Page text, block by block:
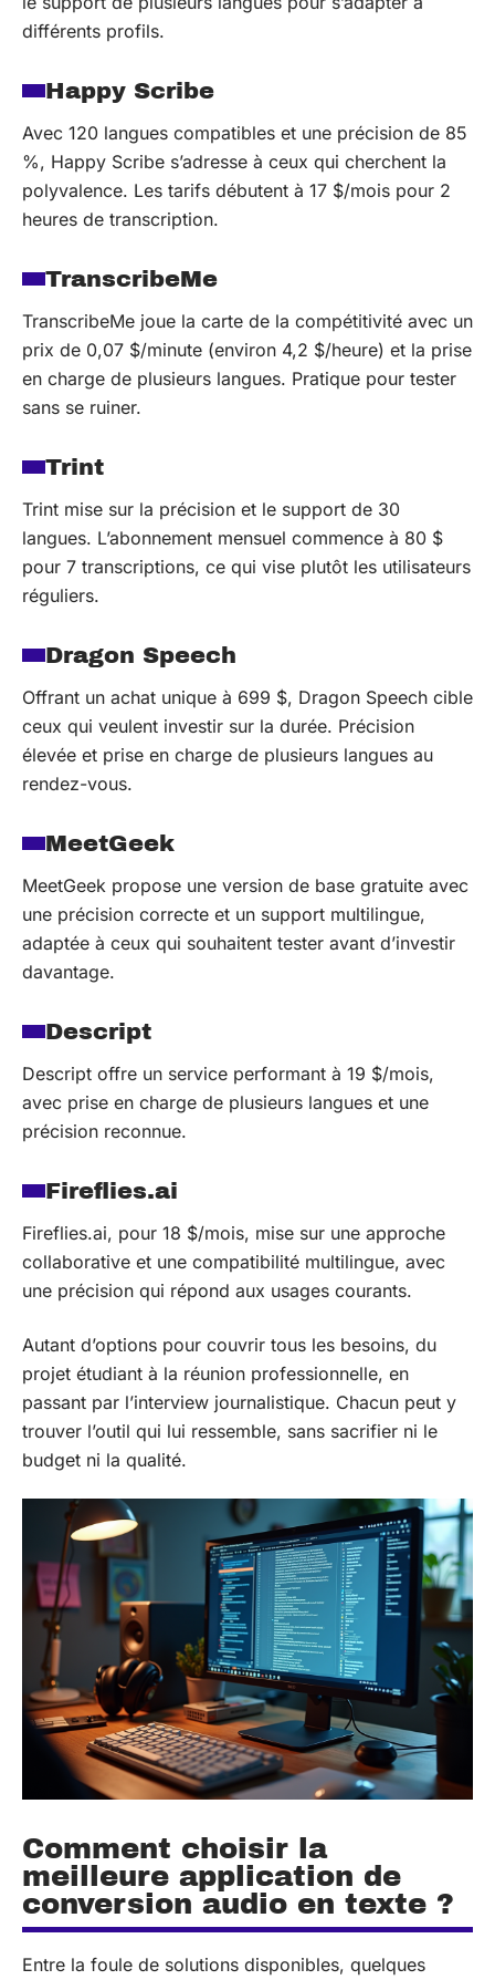
différents profils.
Happy Scribe
Avec 120 langues compatibles et une précision de 85
%, Happy Scribe s’adresse à ceux qui cherchent la
polyvalence. Les tarifs débutent à 17 $/mois pour 2
heures de transcription.
TranscribeMe
TranscribeMe joue la carte de la compétitivité avec un
prix de 0,07 $/minute (environ 4,2 $/heure) et la prise
en charge de plusieurs langues. Pratique pour tester
sans se ruiner.
Trint
Trint mise sur la précision et le support de 30
langues. L’abonnement mensuel commence à 80 $
pour 7 transcriptions, ce qui vise plutôt les utilisateurs
réguliers.
Dragon Speech
Offrant un achat unique à 699 $, Dragon Speech cible
ceux qui veulent investir sur la durée. Précision
élevée et prise en charge de plusieurs langues au
rendez-vous.
MeetGeek
MeetGeek propose une version de base gratuite avec
une précision correcte et un support multilingue,
adaptée à ceux qui souhaitent tester avant d’investir
davantage.
Descript
Descript offre un service performant à 19 $/mois,
avec prise en charge de plusieurs langues et une
précision reconnue.
Fireflies.ai
Fireflies.ai, pour 18 $/mois, mise sur une approche
collaborative et une compatibilité multilingue, avec
une précision qui répond aux usages courants.
Autant d’options pour couvrir tous les besoins, du
projet étudiant à la réunion professionnelle, en
passant par l’interview journalistique. Chacun peut y
trouver l’outil qui lui ressemble, sans sacrifier ni le
budget ni la qualité.
Comment choisir la
meilleure application de
conversion audio en texte ?
Entre la foule de solutions disponibles, quelques